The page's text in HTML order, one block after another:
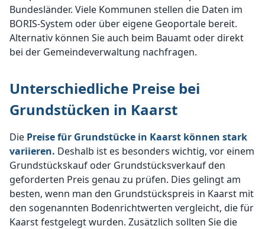
Bundesländer. Viele Kommunen stellen die Daten im
BORIS-System oder über eigene Geoportale bereit.
Alternativ können Sie auch beim Bauamt oder direkt
bei der Gemeindeverwaltung nachfragen.
Unterschiedliche Preise bei
Grundstücken in Kaarst
Die Preise für Grundstücke in Kaarst können stark
variieren. Deshalb ist es besonders wichtig, vor einem
Grundstückskauf oder Grundstücksverkauf den
geforderten Preis genau zu prüfen. Dies gelingt am
besten, wenn man den Grundstückspreis in Kaarst mit
den sogenannten Bodenrichtwerten vergleicht, die für
Kaarst festgelegt wurden. Zusätzlich sollten Sie die